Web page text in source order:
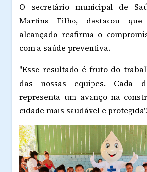
O secretário municipal de
Martins Filho, destacou
alcançado reafirma o
com a saúde preventiva.
"Esse resultado é fruto do
das nossas equipes. Cada
representa um avanço na
cidade mais saudável e protegida".